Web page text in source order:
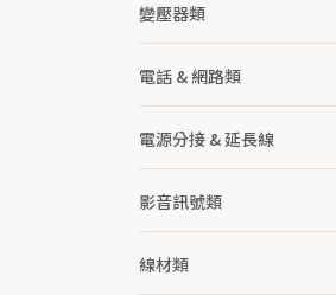
變壓器類
電話 & 網路類
電源分接 & 延長線
影音訊號類
線材類